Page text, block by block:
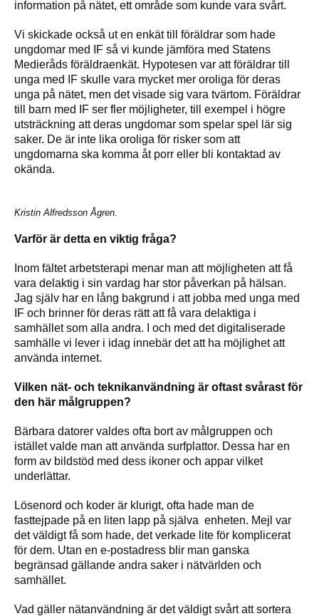
information på nätet, ett område som kunde vara svårt.
Vi skickade också ut en enkät till föräldrar som hade
ungdomar med IF så vi kunde jämföra med Statens
Medieråds föräldraenkät. Hypotesen var att föräldrar till
unga med IF skulle vara mycket mer oroliga för deras
unga på nätet, men det visade sig vara tvärtom. Föräldrar
till barn med IF ser fler möjligheter, till exempel i högre
utsträckning att deras ungdomar som spelar spel lär sig
saker. De är inte lika oroliga för risker som att
ungdomarna ska komma åt porr eller bli kontaktad av
okända.
Kristin Alfredsson Ågren.
Varför är detta en viktig fråga?
Inom fältet arbetsterapi menar man att möjligheten att få
vara delaktig i sin vardag har stor påverkan på hälsan.
Jag själv har en lång bakgrund i att jobba med unga med
IF och brinner för deras rätt att få vara delaktiga i
samhället som alla andra. I och med det digitaliserade
samhälle vi lever i idag innebär det att ha möjlighet att
använda internet.
Vilken nät- och teknikanvändning är oftast svårast för
den här målgruppen?
Bärbara datorer valdes ofta bort av målgruppen och
istället valde man att använda surfplattor. Dessa har en
form av bildstöd med dess ikoner och appar vilket
underlättar.
Lösenord och koder är klurigt, ofta hade man de
fasttejpade på en liten lapp på själva enheten. Mejl var
det väldigt få som hade, det verkade lite för komplicerat
för dem. Utan en e-postadress blir man ganska
begränsad gällande andra saker i nätvärlden och
samhället.
Vad gäller nätanvändning är det väldigt svårt att sortera